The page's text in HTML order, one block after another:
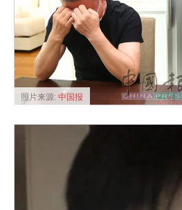
照片来源: 中国报